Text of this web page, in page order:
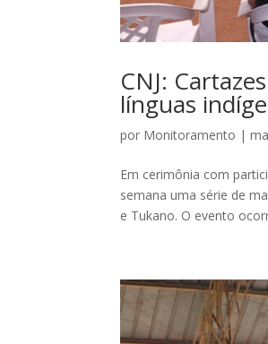
CNJ:
línguas
por Monitoramento |
Em cerimônia com
semana uma série de
e Tukano. O evento